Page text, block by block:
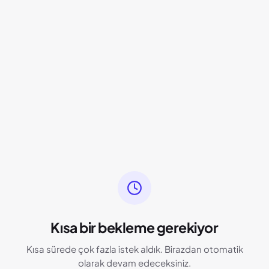
Kısa bir bekleme gerekiyor
Kısa sürede çok fazla istek aldık. Birazdan otomatik
olarak devam edeceksiniz.